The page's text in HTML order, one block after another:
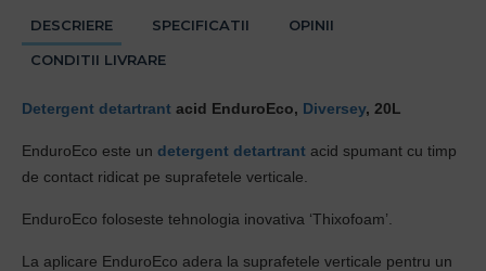
DESCRIERE SPECIFICATII
OPINII
CONDITII LIVRARE
Detergent detartrant acid EnduroEco, Diversey, 20L
EnduroEco este un detergent detartrant acid spumant cu timp
de contact ridicat pe suprafetele verticale.
EnduroEco foloseste tehnologia inovativa ‘Thixofoam’.
La aplicare EnduroEco adera la suprafetele verticale pentru un